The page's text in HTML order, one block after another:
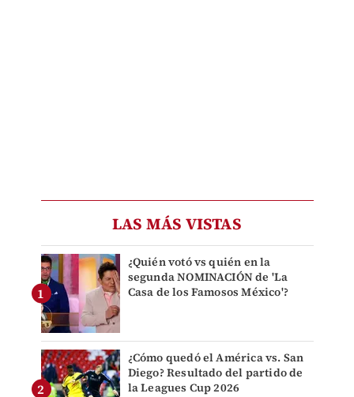
LAS MÁS VISTAS
¿Quién votó vs quién en la
segunda NOMINACIÓN de 'La
Casa de los Famosos México'?
¿Cómo quedó el América vs. San
Diego? Resultado del partido de
la Leagues Cup 2026